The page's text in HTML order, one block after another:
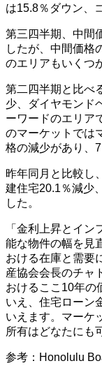
は15.8％ダウン、
第三四半期、中間
したが、中間価格
のエリアもいくつ
第二四半期と比べ
少、ダイヤモンド
ーワードのエリア
のマーケットでは
格の減少があり、
昨年同月と比較し
建住宅20.1％減少
した。
「金利上昇とイ
能な物件の幅を見
おける在庫と需要
産協会会長のチャ
おけるここ10年の
いえ、住宅ローン
いえます。マーケ
所有はどなたにも
参考：Honolulu